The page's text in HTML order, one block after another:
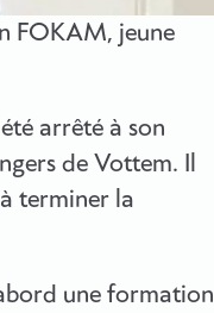
FOKAM, jeune
arrêté à son
de Vottem. Il
terminer la
une formation